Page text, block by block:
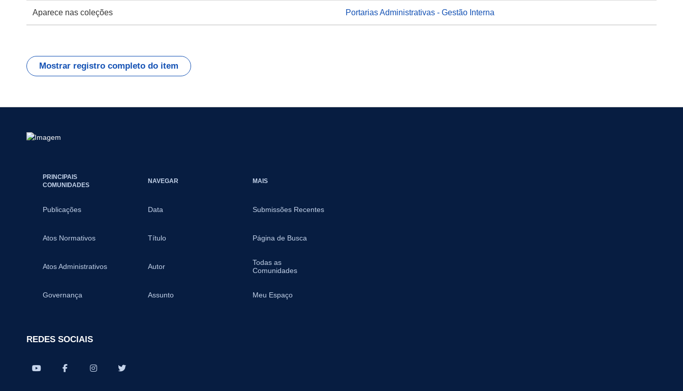
Aparece nas coleções Portarias Administrativas - Gestão Interna
Mostrar registro completo do item
PRINCIPAIS
COMUNIDADES
Publicações
Atos Normativos
Atos Administrativos
Governança
NAVEGAR
Data
Título
Autor
Assunto
MAIS
Submissões Recentes
Página de Busca
Todas as
Comunidades
Meu Espaço
REDES SOCIAIS